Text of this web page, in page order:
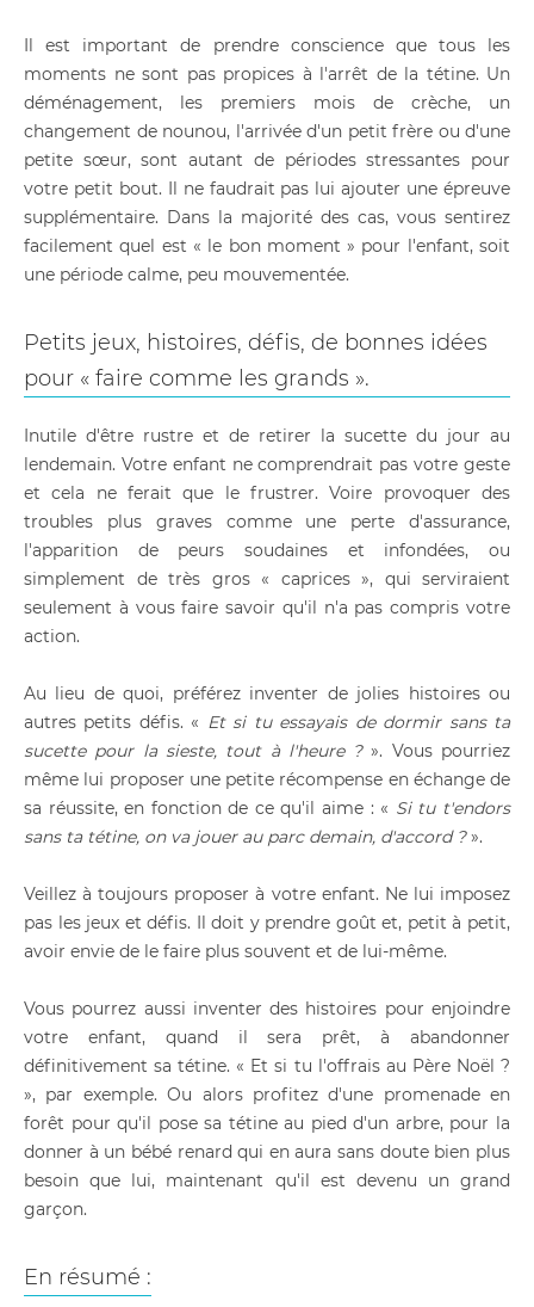
Il est important de prendre conscience que tous les
moments ne sont pas propices à l'arrêt de la tétine. Un
déménagement, les premiers mois de crèche, un
changement de nounou, l'arrivée d'un petit frère ou d'une
petite sœur, sont autant de périodes stressantes pour
votre petit bout. Il ne faudrait pas lui ajouter une épreuve
supplémentaire. Dans la majorité des cas, vous sentirez
facilement quel est « le bon moment » pour l'enfant, soit
une période calme, peu mouvementée.
Petits jeux, histoires, défis, de bonnes idées
pour « faire comme les grands ».
Inutile d'être rustre et de retirer la sucette du jour au
lendemain. Votre enfant ne comprendrait pas votre geste
et cela ne ferait que le frustrer. Voire provoquer des
troubles plus graves comme une perte d'assurance,
l'apparition de peurs soudaines et infondées, ou
simplement de très gros « caprices », qui serviraient
seulement à vous faire savoir qu'il n'a pas compris votre
action.
Au lieu de quoi, préférez inventer de jolies histoires ou
autres petits défis. « Et si tu essayais de dormir sans ta
sucette pour la sieste, tout à l'heure ?». Vous pourriez
même lui proposer une petite récompense en échange de
sa réussite, en fonction de ce qu'il aime : « Si tu t'endors
sans ta tétine, on va jouer au parc demain, d'accord ?».
Veillez à toujours proposer à votre enfant. Ne lui imposez
pas les jeux et défis. Il doit y prendre goût et, petit à petit,
avoir envie de le faire plus souvent et de lui-même.
Vous pourrez aussi inventer des histoires pour enjoindre
votre enfant, quand il sera prêt, à abandonner
définitivement sa tétine. « Et si tu l'offrais au Père Noël ?
», par exemple. Ou alors profitez d'une promenade en
forêt pour qu'il pose sa tétine au pied d'un arbre, pour la
donner à un bébé renard qui en aura sans doute bien plus
besoin que lui, maintenant qu'il est devenu un grand
garçon.
En résumé :